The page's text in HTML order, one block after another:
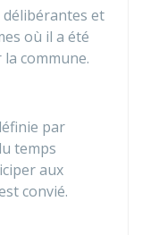
délibérantes et
où il a été
commune.
par
temps
aux
convié.